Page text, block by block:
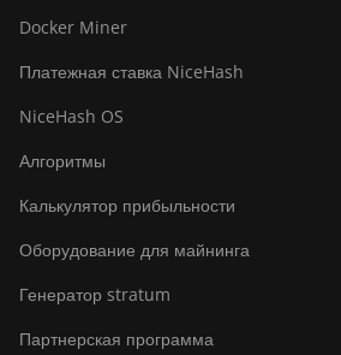
Docker Miner
Платежная ставка NiceHash
NiceHash OS
Алгоритмы
Калькулятор прибыльности
Оборудование для майнинга
Генератор stratum
Партнерская программа